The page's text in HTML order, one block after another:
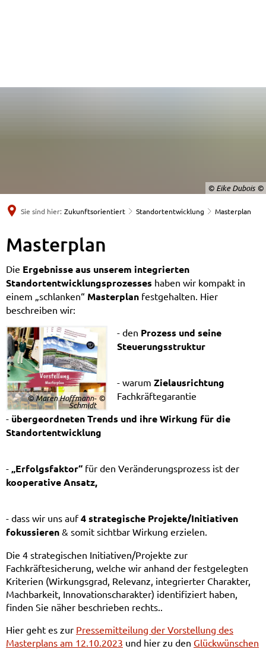
© Eike Dubois
Sie sind hier: Zukunftsorientiert Standortentwicklung Masterplan
Masterplan
Die Ergebnisse aus unserem integrierten
Standortentwicklungsprozesses haben wir kompakt in
einem „schlanken“ Masterplan festgehalten. Hier
beschreiben wir:
© Maren Hoffmann-
Schmidt
- den Prozess und seine
Steuerungsstruktur
- warum Zielausrichtung
Fachkräftegarantie
- übergeordneten Trends und ihre Wirkung für die
Standortentwicklung
- „Erfolgsfaktor“ für den Veränderungsprozess ist der
kooperative Ansatz,
- dass wir uns auf4 strategische Projekte/Initiativen
fokussieren & somit sichtbar Wirkung erzielen.
Die 4 strategischen Initiativen/Projekte zur
Fachkräftesicherung, welche wir anhand der festgelegten
Kriterien (Wirkungsgrad, Relevanz, integrierter Charakter,
Machbarkeit, Innovationscharakter) identifiziert haben,
finden Sie näher beschrieben rechts..
Hier geht es zur Pressemitteilung der Vorstellung des
Masterplans am 12.10.2023 und hier zu den Glückwünschen